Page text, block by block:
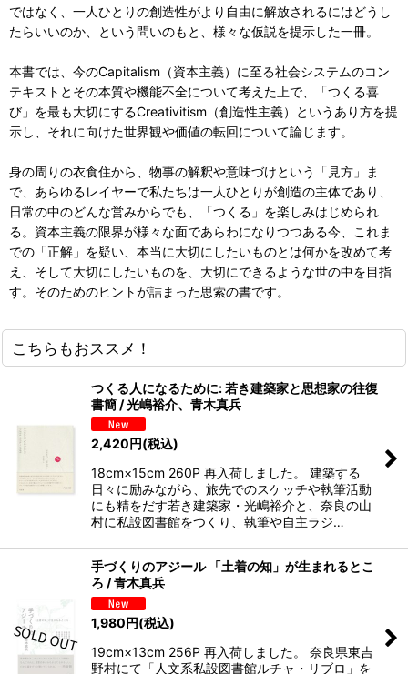
ではなく、一人ひとりの創造性がより自由に解放されるにはどうし
たらいいのか、という問いのもと、様々な仮説を提示した一冊。
本書では、今のCapitalism（資本主義）に至る社会システムのコン
テキストとその本質や機能不全について考えた上で、「つくる喜
び」を最も大切にするCreativitism（創造性主義）というあり方を提
示し、それに向けた世界観や価値の転回について論じます。
身の周りの衣食住から、物事の解釈や意味づけという「見方」ま
で、あらゆるレイヤーで私たちは一人ひとりが創造の主体であり、
日常の中のどんな営みからでも、「つくる」を楽しみはじめられ
る。資本主義の限界が様々な面であらわになりつつある今、これま
での「正解」を疑い、本当に大切にしたいものとは何かを改めて考
え、そして大切にしたいものを、大切にできるような世の中を目指
す。そのためのヒントが詰まった思索の書です。
こちらもおススメ！
つくる人になるために: 若き建築家と思想家の往復
書簡 / 光嶋裕介、青木真兵
2,420円(税込)
18cm×15cm 260P 再入荷しました。 建築する
日々に励みながら、旅先でのスケッチや執筆活動
にも精をだす若き建築家・光嶋裕介と、奈良の山
村に私設図書館をつくり、執筆や自主ラジ…
手づくりのアジール 「土着の知」が生まれるとこ
ろ / 青木真兵
1,980円(税込)
19cm×13cm 256P 再入荷しました。 奈良県東吉
野村にて「人文系私設図書館ルチャ・リブロ」を